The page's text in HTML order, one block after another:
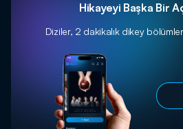
Hikayeyi Başka Bir
Diziler, 2 dakikalık dikey